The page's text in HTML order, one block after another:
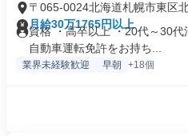
〒065-0024北海道札幌市東区
月給30万1765円以上
資格 ・高卒以上 ・20代～30
自動車運転免許をお持ち...
業界未経験歓迎 早朝 +18個